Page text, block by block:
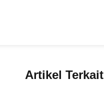
Artikel Terkait